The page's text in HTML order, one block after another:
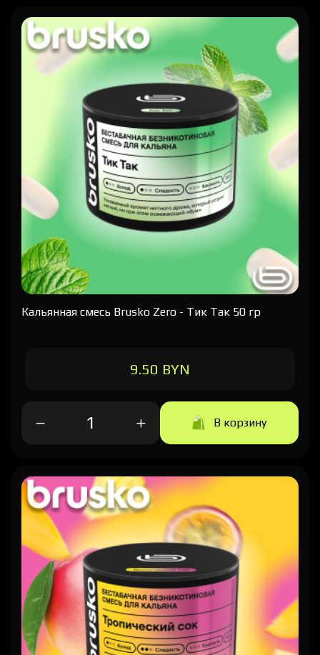
Кальянная cмесь Brusko Zero - Тик Так 50 гр
9.50 BYN
В корзину